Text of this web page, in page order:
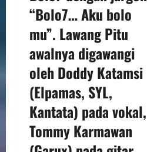
“Bolo7… Aku bolo
mu”. Lawang Pitu
awalnya digawangi
oleh Doddy Katamsi
(Elpamas, SYL,
Kantata) pada vokal,
Tommy Karmawan